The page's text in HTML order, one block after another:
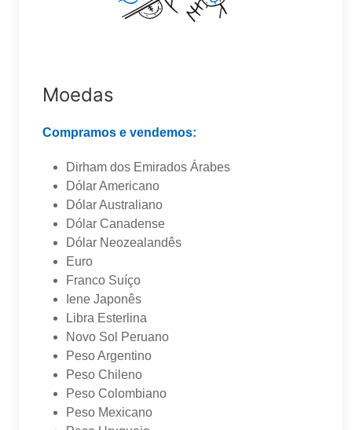
Moedas
Compramos e vendemos:
Dirham dos Emirados Árabes
Dólar Americano
Dólar Australiano
Dólar Canadense
Dólar Neozealandês
Euro
Franco Suíço
Iene Japonês
Libra Esterlina
Novo Sol Peruano
Peso Argentino
Peso Chileno
Peso Colombiano
Peso Mexicano